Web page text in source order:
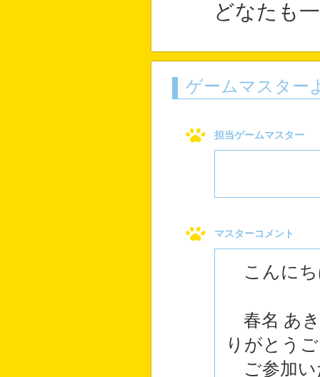
どなたも一
ゲームマスター
担当ゲームマスター
マスターコメント
こんにち
春名 あ
りがとう
ご参加い